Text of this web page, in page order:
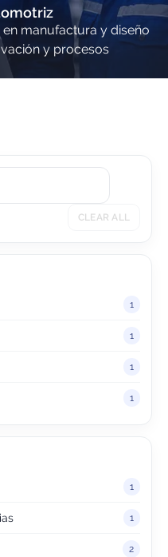
manufactura y diseño
y procesos
CLEAR ALL
1
1
1
1
1
1
2